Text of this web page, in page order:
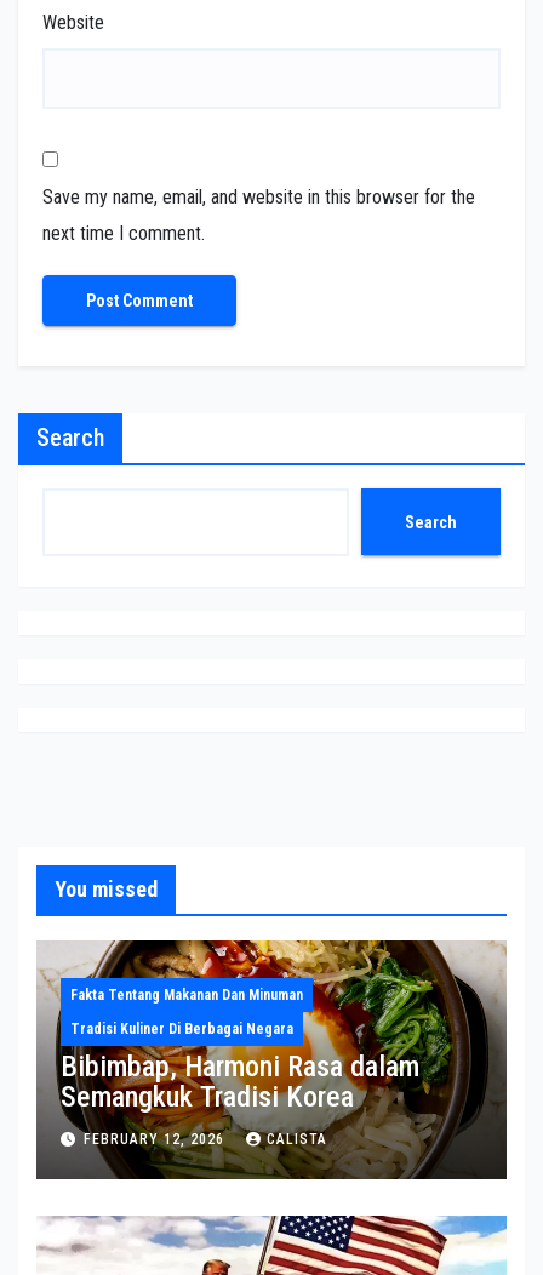
Website
Save my name, email, and website in this browser for the
next time I comment.
Search
Search
You missed
Fakta Tentang Makanan Dan Minuman
Tradisi Kuliner Di Berbagai Negara
Bibimbap, Harmoni Rasa dalam
Semangkuk Tradisi Korea
FEBRUARY 12, 2026 CALISTA